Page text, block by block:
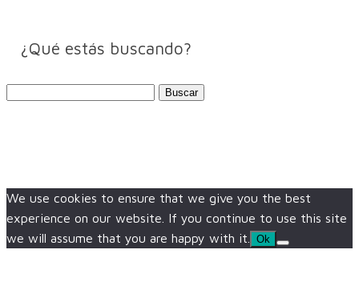
¿Qué estás buscando?
We use cookies to ensure that we give you the best
experience on our website. If you continue to use this site
we will assume that you are happy with it.
Ok